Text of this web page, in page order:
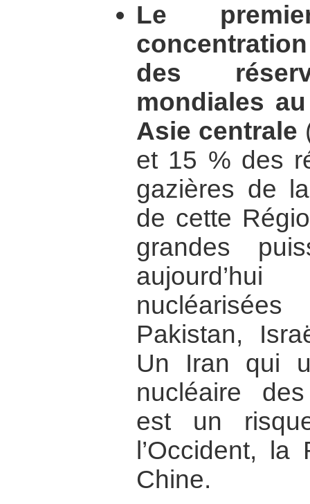
Le
des
mondiales
Asie centrale
et 15 % des
gazières de
de cette
grandes
Pakistan,
Un Iran qui
nucléaire
est un
l’Occident,
Chine.